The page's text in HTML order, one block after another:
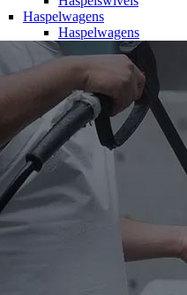
Haspelwagens
Haspelwagens